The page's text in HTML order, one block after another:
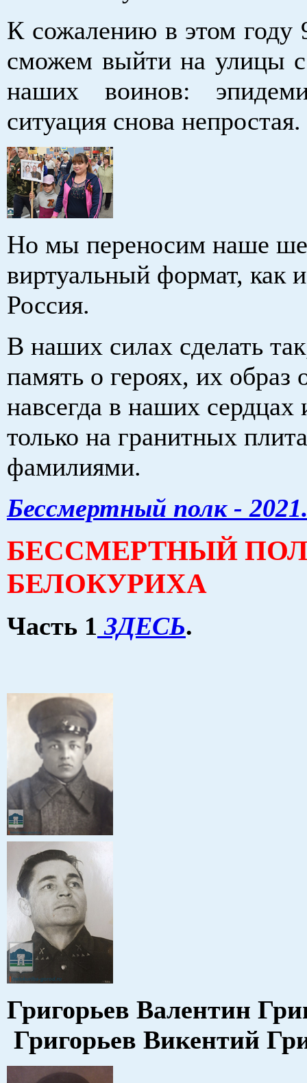
К сожалению в этом
сможем выйти на улицы
наших воинов:
ситуация снова непростая.
Но мы переносим наше
виртуальный формат, как
Россия.
В наших силах сделать
память о героях, их образ
навсегда в наших сердцах
только на гранитных
фамилиями.
Бессмертный полк -
БЕССМЕРТНЫЙ
БЕЛОКУРИХА
Часть 1 ЗДЕСЬ.
Григорьев Валентин
Григорьев Викентий